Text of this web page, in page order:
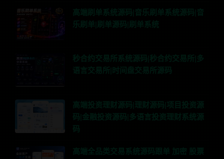
高端刷单系统源码|音乐刷单系统源码|音
乐刷单|刷单源码|刷单系统
秒合约交易所系统源码|秒合约交易所|多
语言交易所|时间盘交易所源码
高端投资理财源码|理财源码|项目投资源
码|金融投资源码|多语言投资理财系统源
码
高端全品类交易系统源码跟单 加密 股票